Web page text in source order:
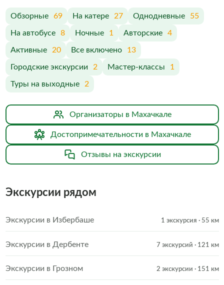
Обзорные 69 На катере 27 Однодневные 55
На автобусе 8 Ночные 1 Авторские 4
Активные 20 Все включено 13
Городские экскурсии 2 Мастер-классы 1
Туры на выходные 2
Организаторы в Махачкале
Достопримечательности в Махачкале
Отзывы на экскурсии
Экскурсии рядом
Экскурсии в Избербаше 1 экскурсия · 55 км
Экскурсии в Дербенте 7 экскурсий · 121 км
Экскурсии в Грозном 2 экскурсии · 151 км